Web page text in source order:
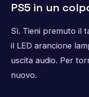
PS5 in un
Sì. Tieni premuto il
il LED arancione
uscita audio. Per
nuovo.